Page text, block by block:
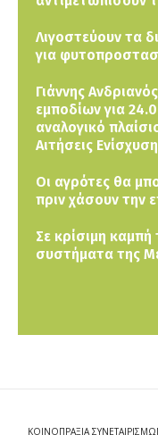
Λιγοστεύουν τα
για
Γιάννης
εμποδίων για
αναλογικό
Αιτήσεις
Οι αγρότες θα
πριν χάσουν την
Σε κρίσιμη
συστήματα της
ΚΟΙΝΟΠΡΑΞΙΑ